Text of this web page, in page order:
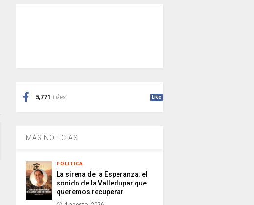
5,771 Likes Like
MÁS NOTICIAS
POLITICA
La sirena de la Esperanza: el
sonido de la Valledupar que
queremos recuperar